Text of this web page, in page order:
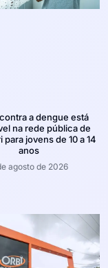
a dengue está
na rede pública de
para jovens de 10 a 14
anos
agosto de 2026